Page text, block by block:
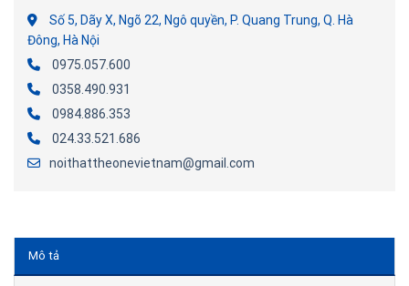
Số 5, Dãy X, Ngõ 22, Ngô quyền, P. Quang Trung, Q. Hà
Đông, Hà Nội
0975.057.600
0358.490.931
0984.886.353
024.33.521.686
noithattheonevietnam@gmail.com
Mô tả